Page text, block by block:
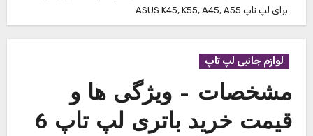
برای لپ تاپ ASUS K45, K55, A45, A55
لوازم جانبی لپ تاپ
مشخصات – ویژگی ها و
قیمت خرید باتری لپ تاپ 6